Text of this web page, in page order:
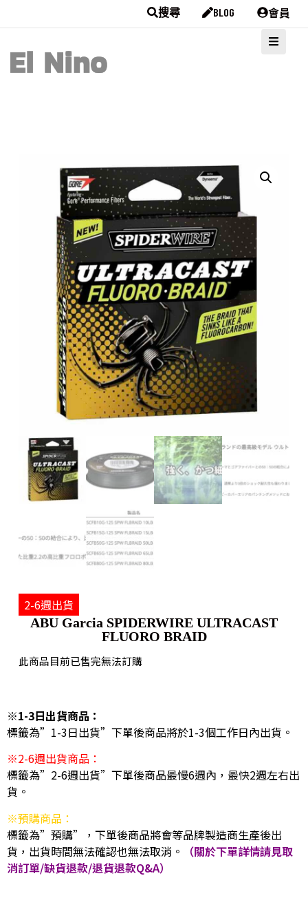
搜尋 BLOG 會員
2-6週出貨
ABU Garcia SPIDERWIRE ULTRACAST
FLUORO BRAID
此商品目前已售完無法訂購
※1-3日出貨商品：
標籤為”1-3日出貨”下單後商品將於1-3個工作日內出貨。
※2-6週出貨商品：
標籤為”2-6週出貨”下單後商品最慢6週內，最快2週左右出
貨。
※預購商品：
標籤為”預購”，下單後商品將會等品牌製造商生產後出
貨，出貨時間無法確認也無法取消。
（關於下單詳情請見取
消訂單/缺貨退款/退貨退款Q&A）